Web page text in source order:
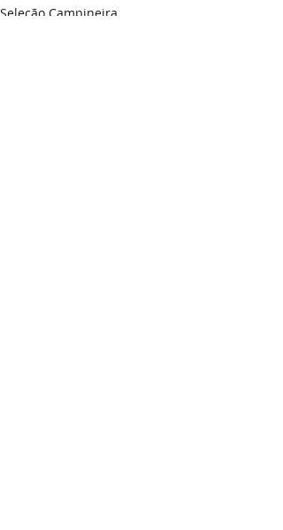
Seleção Campineira